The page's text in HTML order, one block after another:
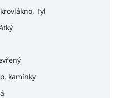
Tyl
kamínky